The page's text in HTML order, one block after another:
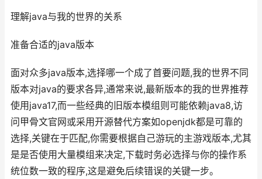
理解java与我的世界的关系
准备合适的java版本
面对众多java版本,选择哪一个成了首要问题,我的世界不同
版本对java的要求各异,通常来说,最新版本的我的世界推荐
使用java17,而一些经典的旧版本模组则可能依赖java8,访
问甲骨文官网或采用开源替代方案如openjdk都是可靠的
选择,关键在于匹配,你需要根据自己游玩的主游戏版本,尤其
是是否使用大量模组来决定,下载时务必选择与你的操作系
统位数一致的程序,这是避免后续错误的关键一步。